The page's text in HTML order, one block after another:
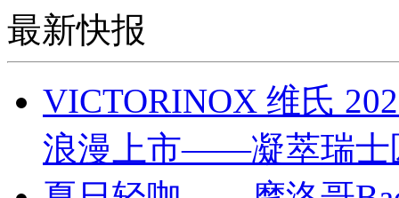
最新快报
VICTORINOX 维氏
浪漫上市——凝萃瑞士